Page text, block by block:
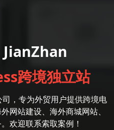
跨境独立站
，专为外贸用户提供跨境电
网站建设、海外商城网站、
欢迎联系索取案例！